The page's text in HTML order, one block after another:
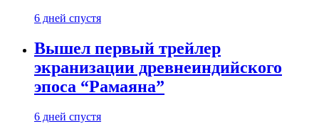
6 дней спустя
Вышел первый трейлер
экранизации древнеиндийского
эпоса “Рамаяна”
6 дней спустя